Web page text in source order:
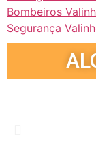
Bombeiros
Segurança